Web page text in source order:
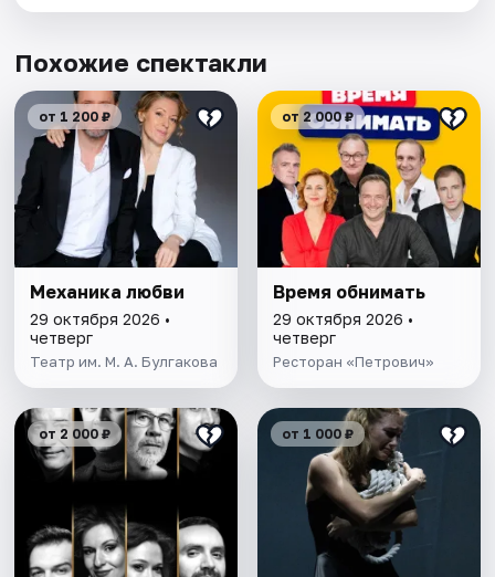
Похожие спектакли
от 1 200 ₽
Механика любви
29 октября 2026 •
четверг
Театр им. М. А. Булгакова
от 2 000 ₽
Время обнимать
29 октября 2026 •
четверг
Ресторан «Петрович»
от 2 000 ₽ от 1 000 ₽